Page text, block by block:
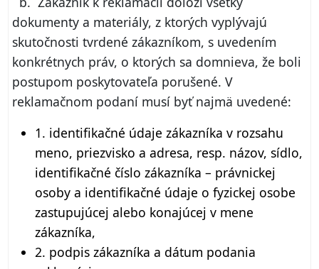
dokumenty a materiály, z ktorých vyplývajú
skutočnosti tvrdené zákazníkom, s uvedením
konkrétnych práv, o ktorých sa domnieva, že boli
postupom poskytovateľa porušené. V
reklamačnom podaní musí byť najmä uvedené:
1. identifikačné údaje zákazníka v rozsahu
meno, priezvisko a adresa, resp. názov, sídlo,
identifikačné číslo zákazníka – právnickej
osoby a identifikačné údaje o fyzickej osobe
zastupujúcej alebo konajúcej v mene
zákazníka,
2. podpis zákazníka a dátum podania